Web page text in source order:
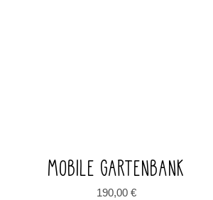
MOBILE GARTENBANK
190,00€